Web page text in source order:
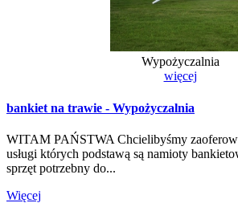
Wypożyczalnia
więcej
bankiet na trawie - Wypożyczalnia
WITAM PAŃSTWA Chcielibyśmy
usługi których podstawą są namioty
sprzęt potrzebny do...
Więcej